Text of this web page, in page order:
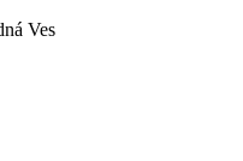
Ves